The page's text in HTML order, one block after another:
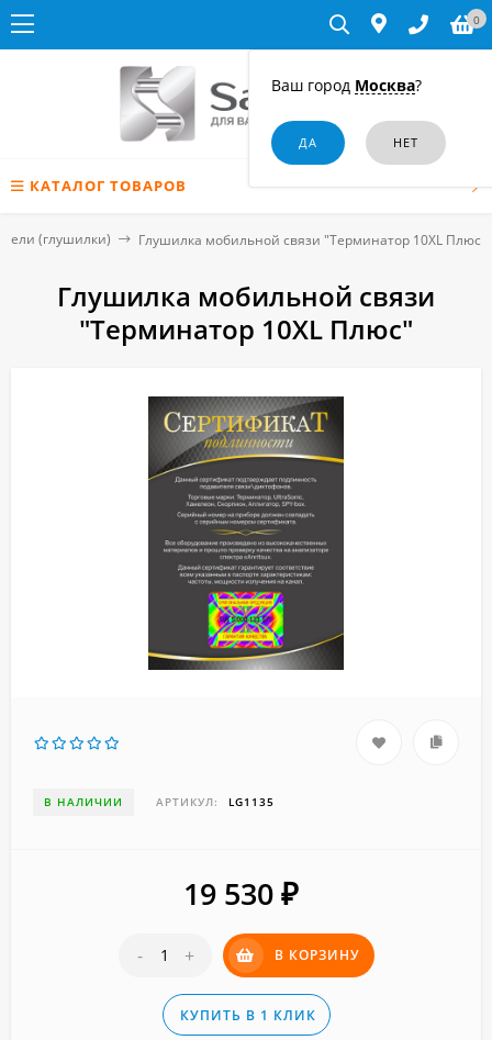
Ваш город Москва?
0
КАТАЛОГ ТОВАРОВ
(глушилки) Глушилка мобильной связи "Терминатор 10XL Плюс"
Глушилка мобильной связи
"Терминатор 10XL Плюс"
В НАЛИЧИИ АРТИКУЛ: LG1135
19 530 ₽
- + В КОРЗИНУ
КУПИТЬ В 1 КЛИК